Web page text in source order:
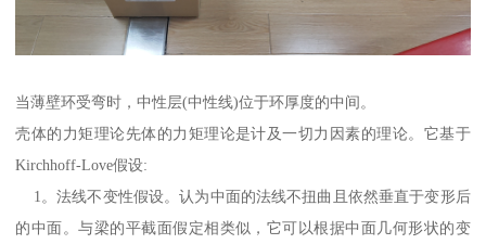
当薄壁环受弯时，中性层(中性线)位于环厚度的中间。
壳体的力矩理论先体的力矩理论是计及一切力因素的理论。它基于
Kirchhoff-Love假设:
1。法线不变性假设。认为中面的法线不扭曲且依然垂直于变形后
的中面。与梁的平截面假定相类似，它可以根据中面几何形状的变